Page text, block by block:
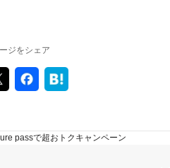
ジをシェア
passで超おトクキャンペーン